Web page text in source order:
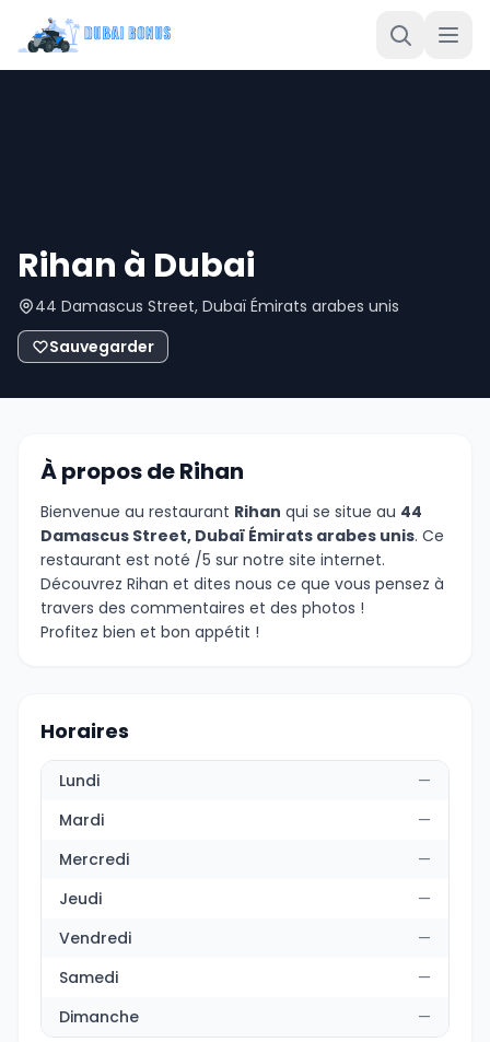
Rihan à Dubai
44 Damascus Street, Dubaï Émirats arabes unis
Sauvegarder
À propos de Rihan
Bienvenue au restaurant Rihan qui se situe au 44
Damascus Street, Dubaï Émirats arabes unis. Ce
restaurant est noté /5 sur notre site internet.
Découvrez Rihan et dites nous ce que vous pensez à
travers des commentaires et des photos !
Profitez bien et bon appétit !
Horaires
Lundi
—
Mardi
—
Mercredi
—
Jeudi
—
Vendredi
—
Samedi
—
Dimanche
—